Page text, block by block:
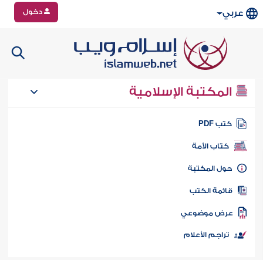
عربي دخول
المكتبة الإسلامية
كتب PDF
كتاب الأمة
المكتبة
الكتب
موضوعي